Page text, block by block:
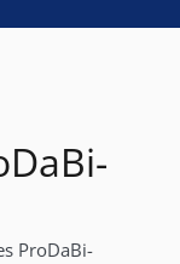
ProDaBi-